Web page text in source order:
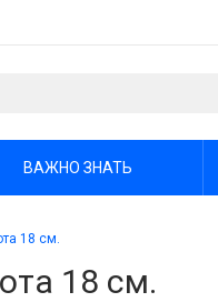
ВАЖНО ЗНАТЬ
18 см.
18 см.